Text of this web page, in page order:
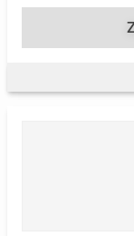
das Gerät zu
empfohlen, die